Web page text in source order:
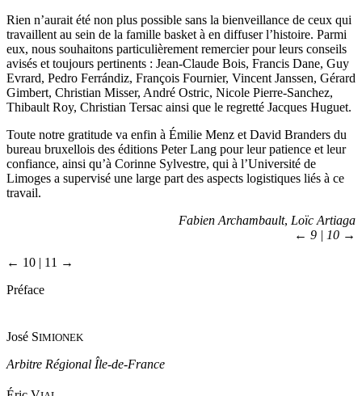
Rien n’aurait été non plus possible sans la bienveillance de ceux qui
travaillent au sein de la famille basket à en diffuser l’histoire. Parmi
eux, nous souhaitons particulièrement remercier pour leurs conseils
avisés et toujours pertinents : Jean-Claude Bois, Francis Dane, Guy
Evrard, Pedro Ferrándiz, François Fournier, Vincent Janssen, Gérard
Gimbert, Christian Misser, André Ostric, Nicole Pierre-Sanchez,
Thibault Roy, Christian Tersac ainsi que le regretté Jacques Huguet.
Toute notre gratitude va enfin à Émilie Menz et David Branders du
bureau bruxellois des éditions Peter Lang pour leur patience et leur
confiance, ainsi qu’à Corinne Sylvestre, qui à l’Université de
Limoges a supervisé une large part des aspects logistiques liés à ce
travail.
Fabien Archambault, Loïc Artiaga
← 9 | 10 →
← 10 | 11 →
Préface
José SIMIONEK
Arbitre Régional Île-de-France